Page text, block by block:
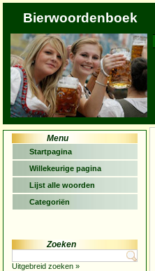
Bierwoordenboek
Menu
Startpagina
Willekeurige pagina
Lijst alle woorden
Categoriën
Zoeken
Uitgebreid zoeken »